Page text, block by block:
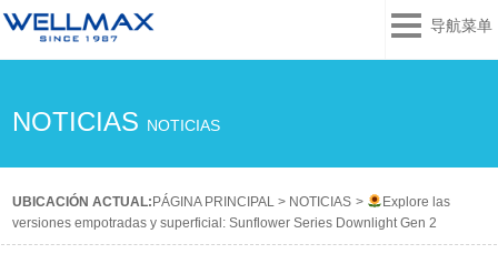
导航菜单
NOTICIAS NOTICIAS
UBICACIÓN ACTUAL: PÁGINA PRINCIPAL > NOTICIAS >
Explore las
versiones empotradas y superficial: Sunflower Series Downlight Gen 2